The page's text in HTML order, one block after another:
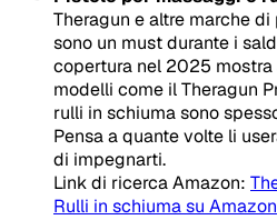
Theragun e altre marche
sono un must durante i
copertura nel 2025
modelli come il Theragun
rulli in schiuma sono
Pensa a quante volte li
di impegnarti.
Link di ricerca Amazon:
Rulli in schiuma su Amazon